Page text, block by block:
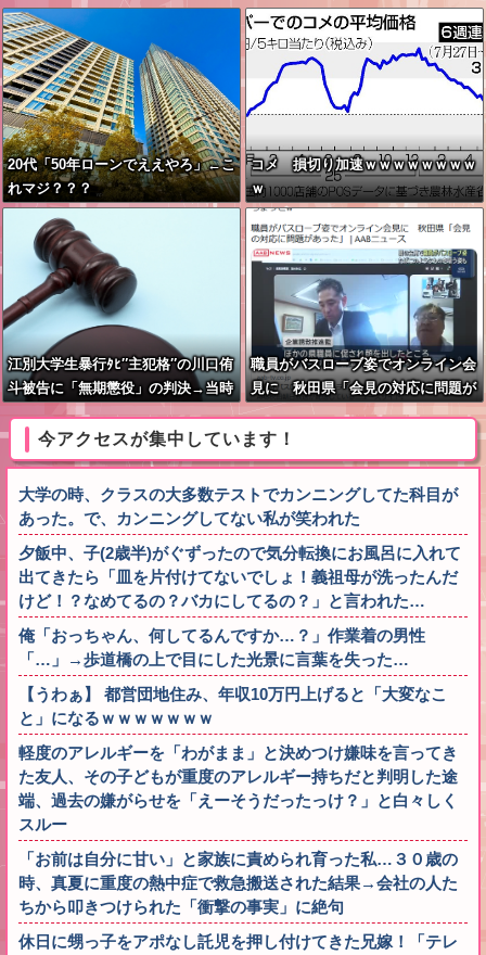
20代「50年ローンでええやろ」←こ
れマジ？？？
コメ 損切り加速ｗｗｗｗｗｗｗｗ
ｗ
江別大学生暴行ﾀﾋ″主犯格″の川口侑
斗被告に「無期懲役」の判決→当時
17歳少年に「懲役30年」の判決
職員がバスローブ姿でオンライン会
見に 秋田県「会見の対応に問題が
あった」
今アクセスが集中しています！
大学の時、クラスの大多数テストでカンニングしてた科目が
あった。で、カンニングしてない私が笑われた
夕飯中、子(2歳半)がぐずったので気分転換にお風呂に入れて
出てきたら「皿を片付けてないでしょ！義祖母が洗ったんだ
けど！？なめてるの？バカにしてるの？」と言われた…
俺「おっちゃん、何してるんですか…？」作業着の男性
「…」→歩道橋の上で目にした光景に言葉を失った…
【うわぁ】 都営団地住み、年収10万円上げると「大変なこ
と」になるｗｗｗｗｗｗｗ
軽度のアレルギーを「わがまま」と決めつけ嫌味を言ってき
た友人、その子どもが重度のアレルギー持ちだと判明した途
端、過去の嫌がらせを「えーそうだったっけ？」と白々しく
スルー
「お前は自分に甘い」と家族に責められ育った私…３０歳の
時、真夏に重度の熱中症で救急搬送された結果→会社の人た
ちから叩きつけられた「衝撃の事実」に絶句
休日に甥っ子をアポなし託児を押し付けてきた兄嫁！「テレ